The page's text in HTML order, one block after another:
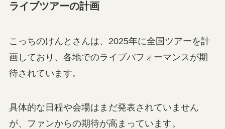
ライブツアーの計画
こっちのけんとさんは、2025年に全国ツアーを計
画しており、各地でのライブパフォーマンスが期
待されています。
具体的な日程や会場はまだ発表されていません
が、ファンからの期待が高まっています。